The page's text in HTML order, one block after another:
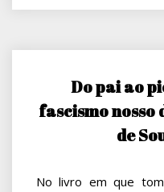
Do pai ao
fascismo nosso
de
No livro em que